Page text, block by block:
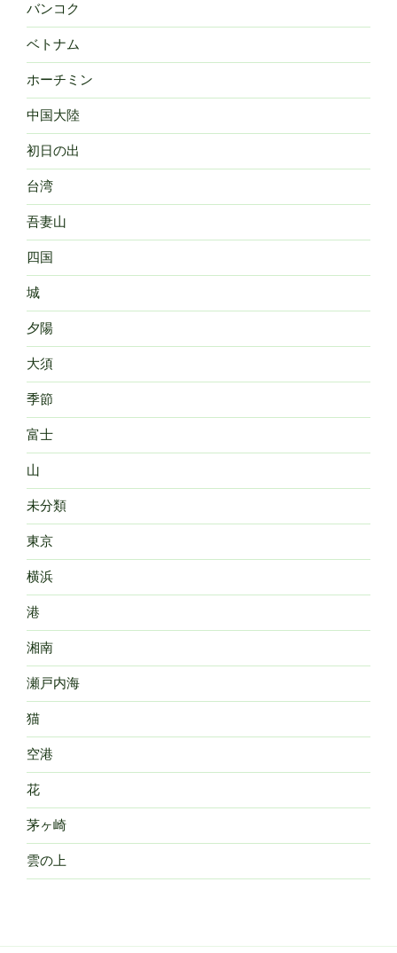
バンコク
ベトナム
ホーチミン
中国大陸
初日の出
台湾
吾妻山
四国
城
夕陽
大須
季節
富士
山
未分類
東京
横浜
港
湘南
瀬戸内海
猫
空港
花
茅ヶ崎
雲の上